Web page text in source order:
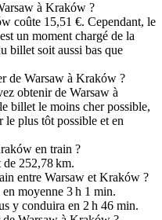
à Kraków ?
coûte 15,51 €. Cependant, le
un moment chargé de la
billet soit aussi bas que
de Warsaw à Kraków ?
obtenir de Warsaw à
billet le moins cher possible,
le plus tôt possible et en
en train ?
252,78 km.
entre Warsaw et Kraków ?
moyenne 3 h 1 min.
y conduira en 2 h 46 min.